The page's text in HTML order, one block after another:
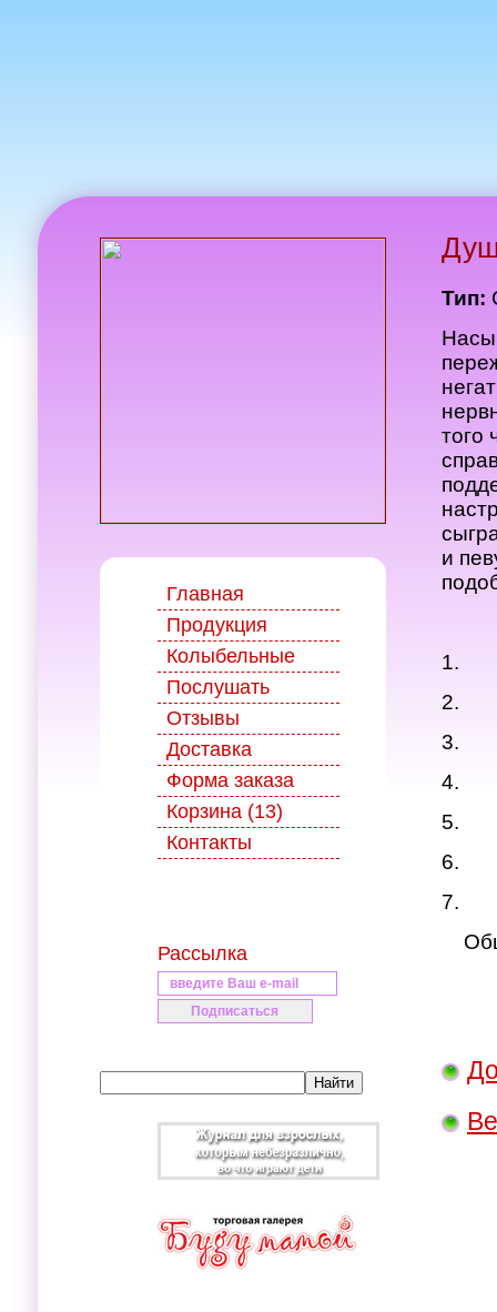
Главная
Продукция
Колыбельные
Послушать
Отзывы
Доставка
Форма заказа
Корзина (13)
Контакты
Рассылка
Тип:
того
и
1.
2.
3.
4.
5.
6.
7.